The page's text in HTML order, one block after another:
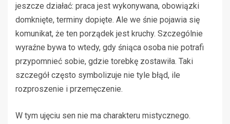
jeszcze działać: praca jest wykonywana, obowiązki
domknięte, terminy dopięte. Ale we śnie pojawia się
komunikat, że ten porządek jest kruchy. Szczególnie
wyraźne bywa to wtedy, gdy śniąca osoba nie potrafi
przypomnieć sobie, gdzie torebkę zostawiła. Taki
szczegół często symbolizuje nie tyle błąd, ile
rozproszenie i przemęczenie.
W tym ujęciu sen nie ma charakteru mistycznego.